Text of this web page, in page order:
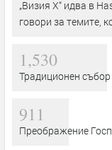
„Визия Х“ идва в
говори за темите,
1,530
Традиционен
911
Преображение